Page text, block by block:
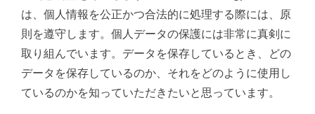
は、個人情報を公正かつ合法的に処理する際には、原
則を遵守します。個人データの保護には非常に真剣に
取り組んでいます。データを保存しているとき、どの
データを保存しているのか、それをどのように使用し
ているのかを知っていただきたいと思っています。